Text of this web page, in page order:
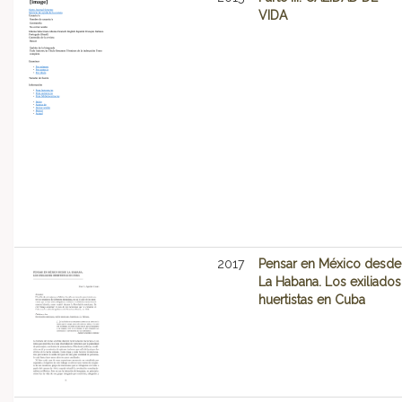
VIDA
2017
Pensar en México desde
La Habana. Los exiliados
huertistas en Cuba